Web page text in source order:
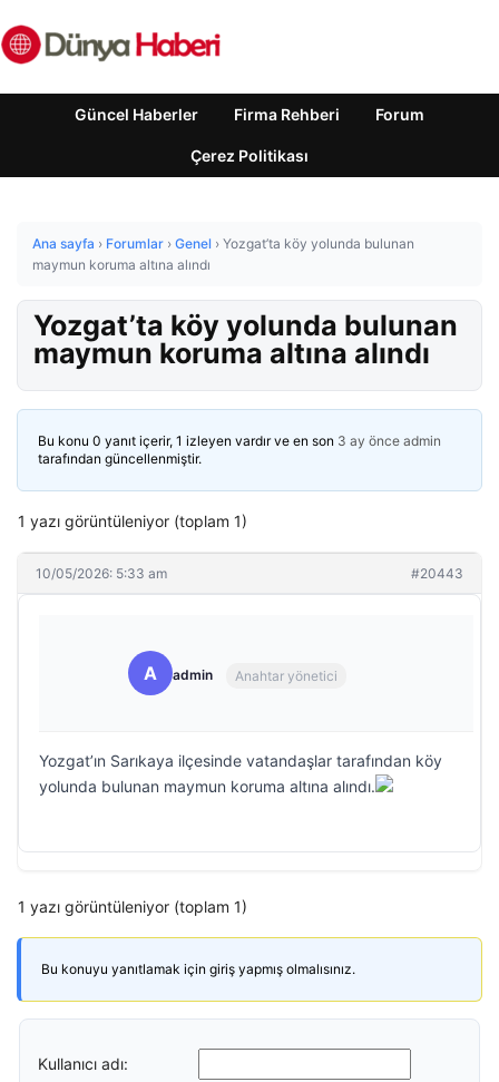
Güncel Haberler Firma Rehberi Forum
Çerez Politikası
Ana sayfa › Forumlar › Genel › Yozgat’ta köy yolunda bulunan
maymun koruma altına alındı
Yozgat’ta köy yolunda bulunan
maymun koruma altına alındı
Bu konu 0 yanıt içerir, 1 izleyen vardır ve en son 3 ay önce admin
tarafından güncellenmiştir.
1 yazı görüntüleniyor (toplam 1)
10/05/2026: 5:33 am #20443
A admin Anahtar yönetici
Yozgat’ın Sarıkaya ilçesinde vatandaşlar tarafından köy
yolunda bulunan maymun koruma altına alındı.
1 yazı görüntüleniyor (toplam 1)
Bu konuyu yanıtlamak için giriş yapmış olmalısınız.
Kullanıcı adı: